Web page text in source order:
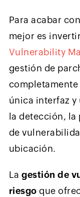
Para acabar
mejor es
Vulnerability
gestión de
única interfaz
la detección,
de
ubicación.
Lagestión de
riesgo que